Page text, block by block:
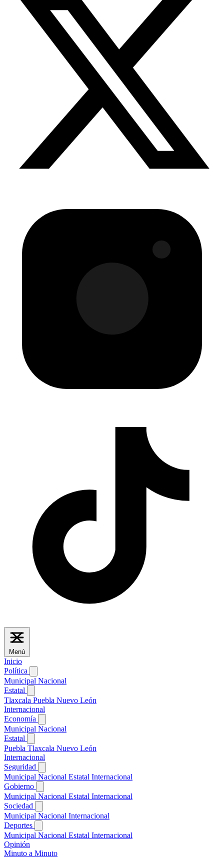
Menú
Inicio
Política
Municipal Nacional
Estatal
Tlaxcala Puebla Nuevo León
Internacional
Economía
Municipal Nacional
Estatal
Puebla Tlaxcala Nuevo León
Internacional
Seguridad
Municipal Nacional Estatal Internacional
Gobierno
Municipal Nacional Estatal Internacional
Sociedad
Municipal Nacional Internacional
Deportes
Municipal Nacional Estatal Internacional
Opinión
Minuto a Minuto